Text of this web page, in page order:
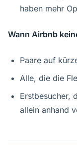
haben mehr
Wann Airbnb
Paare auf
Alle, die die
Erstbesucher,
allein anhand